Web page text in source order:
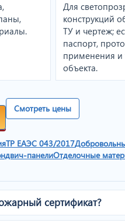
Для
конструкций
ТУ и чертеж;
паспорт,
применения и
объекта.
Смотреть цены
ТР ЕАЭС 043/2017
панелиОтделочные
сертификат?